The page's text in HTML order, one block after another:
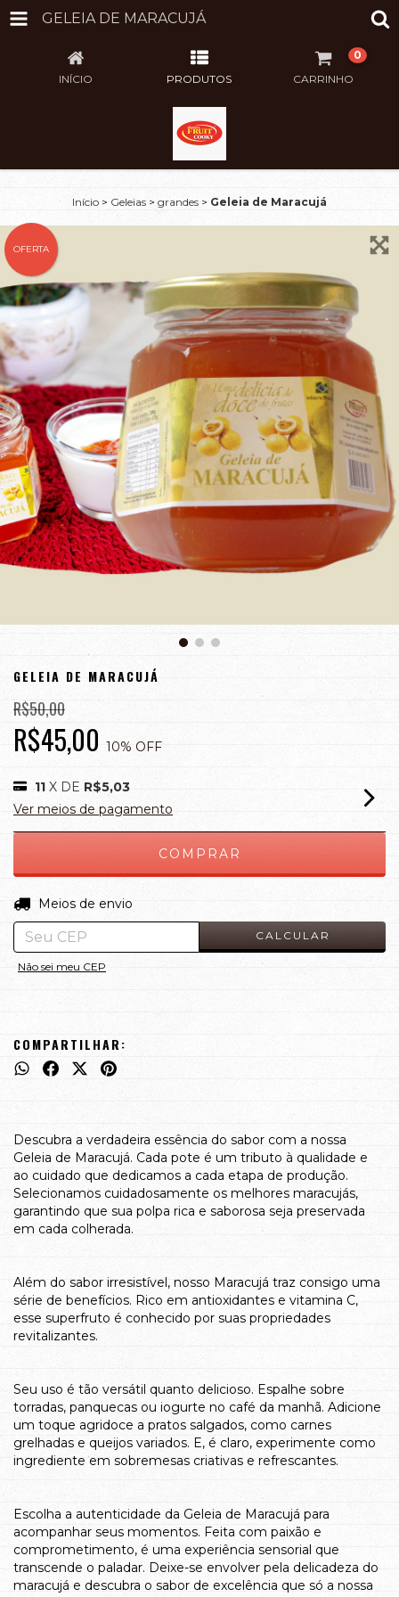
GELEIA DE MARACUJÁ
INÍCIO PRODUTOS CARRINHO
0
Início > Geleias > grandes > Geleia de Maracujá
OFERTA
GELEIA DE MARACUJÁ
R$50,00
R$45,00 10% OFF
11 X DE R$5,03
Ver meios de pagamento
Entregas para o CEP:
Meios de envio
CALCULAR
Não sei meu CEP
COMPARTILHAR:
Descubra a verdadeira essência do sabor com a nossa
Geleia de Maracujá. Cada pote é um tributo à qualidade e
ao cuidado que dedicamos a cada etapa de produção.
Selecionamos cuidadosamente os melhores maracujás,
garantindo que sua polpa rica e saborosa seja preservada
em cada colherada.
Além do sabor irresistível, nosso Maracujá traz consigo uma
série de benefícios. Rico em antioxidantes e vitamina C,
esse superfruto é conhecido por suas propriedades
revitalizantes.
Seu uso é tão versátil quanto delicioso. Espalhe sobre
torradas, panquecas ou iogurte no café da manhã. Adicione
um toque agridoce a pratos salgados, como carnes
grelhadas e queijos variados. E, é claro, experimente como
ingrediente em sobremesas criativas e refrescantes.
Escolha a autenticidade da Geleia de Maracujá para
acompanhar seus momentos. Feita com paixão e
comprometimento, é uma experiência sensorial que
transcende o paladar. Deixe-se envolver pela delicadeza do
maracujá e descubra o sabor de excelência que só a nossa